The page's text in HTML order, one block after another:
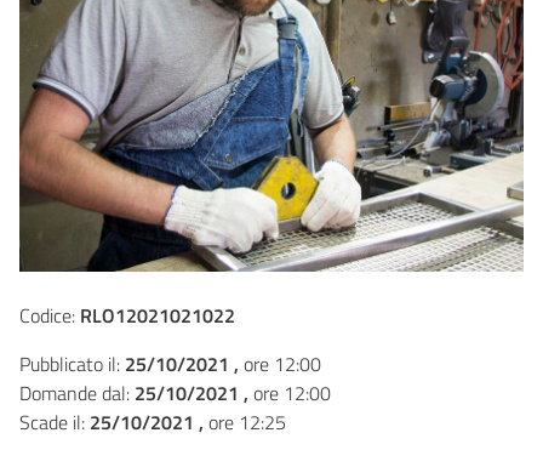
Codice: RLO12021021022
Pubblicato il: 25/10/2021 , ore 12:00
Domande dal: 25/10/2021 , ore 12:00
Scade il: 25/10/2021 , ore 12:25